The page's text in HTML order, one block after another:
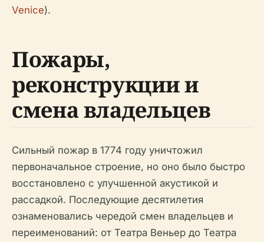
Venice).
Пожары,
реконструкции и
смена владельцев
Сильный пожар в 1774 году уничтожил
первоначальное строение, но оно было быстро
восстановлено с улучшенной акустикой и
рассадкой. Последующие десятилетия
ознаменовались чередой смен владельцев и
переименований: от Театра Веньер до Театра